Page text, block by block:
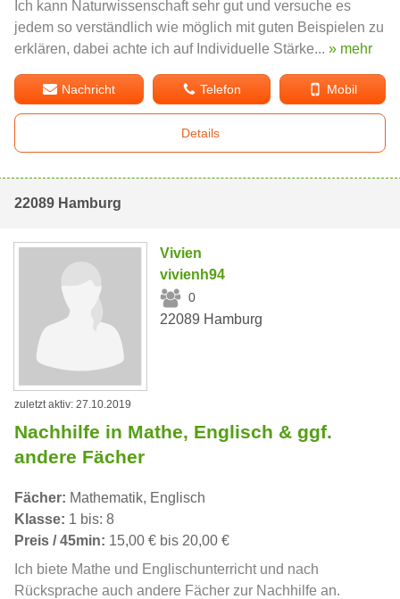
Ich kann Naturwissenschaft sehr gut und versuche es
jedem so verständlich wie möglich mit guten Beispielen zu
erklären, dabei achte ich auf Individuelle Stärke... » mehr
Nachricht Telefon Mobil
Details
22089 Hamburg
Vivien
vivienh94
0
22089 Hamburg
zuletzt aktiv: 27.10.2019
Nachhilfe in Mathe, Englisch & ggf.
andere Fächer
Fächer: Mathematik, Englisch
Klasse: 1 bis: 8
Preis / 45min: 15,00 € bis 20,00 €
Ich biete Mathe und Englischunterricht und nach
Rücksprache auch andere Fächer zur Nachhilfe an.